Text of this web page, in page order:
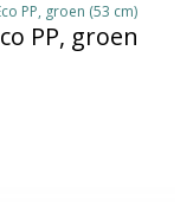
PP, groen (53 cm)
PP, groen